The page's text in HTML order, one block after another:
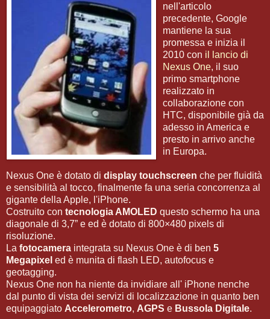
nell'articolo
precedente, Google
mantiene la sua
promessa e inizia il
2010 con il lancio di
Nexus One, il suo
primo smartphone
realizzato in
collaborazione con
HTC, disponibile già da
adesso in America e
presto in arrivo anche
in Europa.
Nexus One è dotato di display touchscreen che per fluidità
e sensibilità al tocco, finalmente fa una seria concorrenza al
gigante della Apple, l'iPhone.
Costruito con tecnologia AMOLED questo schermo ha una
diagonale di 3,7” e ed è dotato di 800×480 pixels di
risoluzione.
La fotocamera integrata su Nexus One è di ben 5
Megapixel ed è munita di flash LED, autofocus e
geotagging.
Nexus One non ha niente da invidiare all' iPhone nenche
dal punto di vista dei servizi di localizzazione in quanto ben
equipaggiato Accelerometro, AGPS e Bussola Digitale.